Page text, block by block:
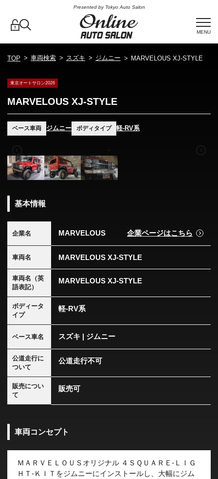
Presented by Tokyo Auto Salon
MENU
TOP 車両検索 スズキ ジムニー MARVELOUS XJ-STYLE
東京オートサロン2026
MARVELOUS XJ-STYLE
ベース車両 ジムニー ボディタイプ 軽-RV系
基本情報
企業名 MARVELOUS 企業ページはこちら
車両名 MARVELOUS XJ-STYLE
車両名（英
語表記）
MARVELOUS XJ-STYLE
ボディータ
イプ
軽-RV系
ベース車名 スズキ | ジムニー
公道走行に
ついて
公道走行不可
販売につい
て
販売可
車両コンセプト
ＭＡＲＶＥＬＯＵＳオリジナル ４ＳＱＵＡＲＥ-ＬＩＧ
ＨＴ-ＫＩＴをジムニーにインストールし、大幅にジム